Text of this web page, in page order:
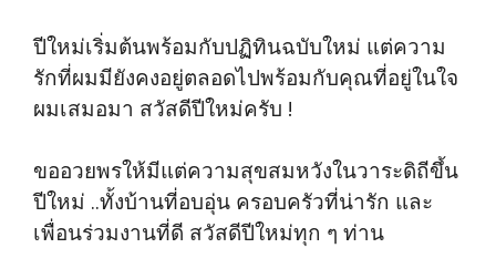
ปีใหม่เริ่มต้นพร้อมกับปฏิทินฉบับใหม่ แต่ความ
รักที่ผมมียังคงอยู่ตลอดไปพร้อมกับคุณที่อยู่ในใจ
ผมเสมอมา สวัสดีปีใหม่ครับ !
ขออวยพรให้มีแต่ความสุขสมหวังในวาระดิถีขึ้น
ปีใหม่ ..ทั้งบ้านที่อบอุ่น ครอบครัวที่น่ารัก และ
เพื่อนร่วมงานที่ดี สวัสดีปีใหม่ทุก ๆ ท่าน